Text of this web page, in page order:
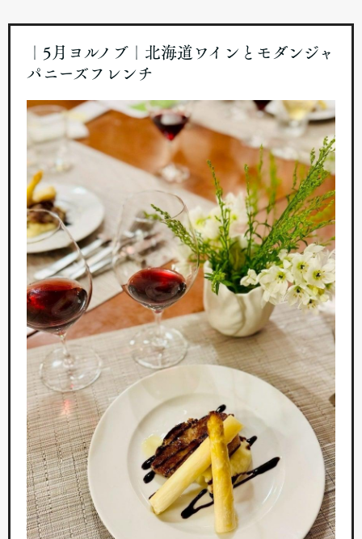
｜5月ヨルノブ｜北海道ワインとモダンジャ
パニーズフレンチ